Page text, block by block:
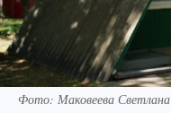
Фото: Маковеева Светлана